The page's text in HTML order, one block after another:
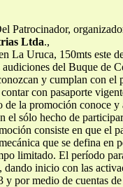
Ltda.,
su video será subido al canal de youtube y que de obtener mayoría de likes podrá ser uno de los finalistas de la semana y estar cerca de ser ganador de la promoción. Para cada ronda el usuario será notificado previamente del día y la hora en deberá presentarse al programa en la radio Coca-Cola FM. Al finalizar cada ronda, los ganadores serán notificados para que se preparen para su siguiente encuentro. Los 2 ganadores serán seleccionados en el programa en vivo de La Hora Zero, del viernes 15 de noviembre a las 4p,. Sexta. Mecánica de entrega de premios. Para hacer efectiva la entrega, el ganador deberá presentar al organizador el original y la copia de su documento de identificación adecuado, vigente y con fotografía, así como cualquier otra información. Además, deberá firmar el presente Reglamento como manifestación de aprobación por participar en esta promoción. Los ganadores deberán entregar los datos solicitados a más tardar el día 18 de noviembre del presente año. El ganador que no presente la información requerida dentro del plazo citado al lugar y horario que el organizador le indique, o bien aun haciéndolo no lleve consigo los requisitos descritos en el presente reglamento para entregarle el premio, perderá su derecho a reclamarlo. Si la situación se repite, la promoción se podrá declarar desierta o se podrá elegir un nuevo ganador de la misma forma, lo cual será decisión del patrocinador. La entrega de los premios es personal, razón por la cuál ningún apoderado y/o representante podrá apersonarse a hacer valido el mismo en nombre del ganador. Cumplidos los plazos en las condiciones indicadas, caducará el derecho al canje de cualquier premio, por lo que el